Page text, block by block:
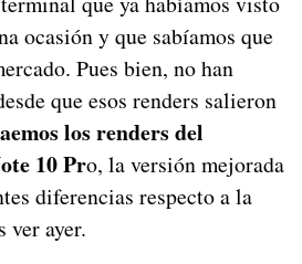
ocasión y que sabíamos que
Pues bien, no han
que esos renders salieron
los renders del
10 Pro, la versión mejorada
diferencias respecto a la
ver ayer.